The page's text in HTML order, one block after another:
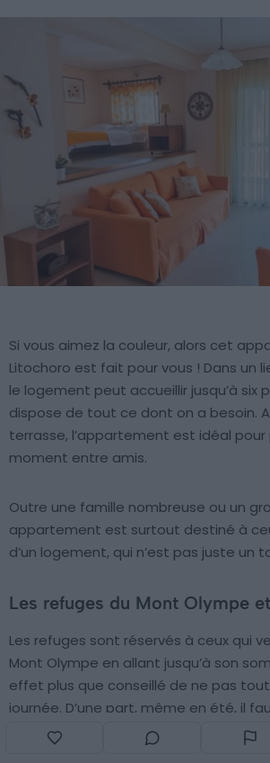
Si vous aimez la couleur, alors cet
Litochoro est fait pour vous ! Dans un
le logement peut accueillir jusqu’à six
dispose de tout ce dont on a besoin.
terrasse, l’appartement est idéal
moment entre amis.
Outre une famille nombreuse ou un
appartement est surtout destiné à
d’un logement, qui n’est pas juste un
Les refuges du Mont Olympe
Les refuges sont réservés à ceux qui
Mont Olympe en allant jusqu’à son
effet plus que conseillé de ne pas
journée. D’une part, même en été, il
redescendre en pleine nuit. D’autre